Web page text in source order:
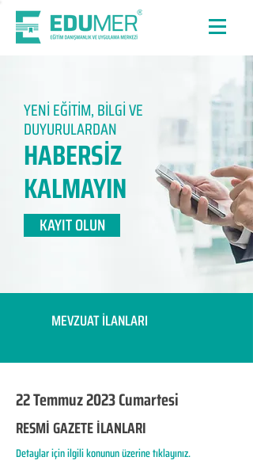
YENİ EĞİTİM, BİLGİ VE
DUYURULARDAN
HABERSİZ
KALMAYIN​
KAYIT OLUN
MEVZUAT İLANLARI
22 Temmuz 2023 Cumartesi
RESMİ GAZETE İLANLARI
Detaylar için ilgili konunun üzerine tıklayınız.